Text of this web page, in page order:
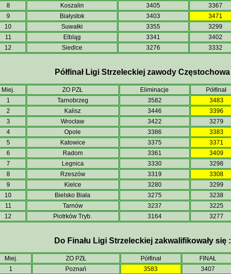
8
Koszalin 3405 3367
9
Białystok 3403 3471
10
Suwałki 3355 3299
11
Elbląg 3341 3402
12
Siedlce 3276 3332
Półfinał Ligi Strzeleckiej zawody Częstochowa
Miej. ZO PZŁ Eliminacje Półfinał
1
Tarnobrzeg 3582 3483
2
Kalisz 3446 3396
3
Wrocław 3422 3279
4
Opole 3386 3383
5
Katowice 3375 3371
6
Radom 3361 3409
7
Legnica 3330 3298
8
Rzeszów 3319 3308
9
Kielce 3280 3299
10
Bielsko Biała 3275 3238
11
Tarnów 3237 3225
12
Piotrków Tryb. 3164 3277
Do Finału Ligi Strzeleckiej zakwalifikowały się :
Miej. ZO PZŁ Półfinał FINAŁ
1
Poznań 3583 3407